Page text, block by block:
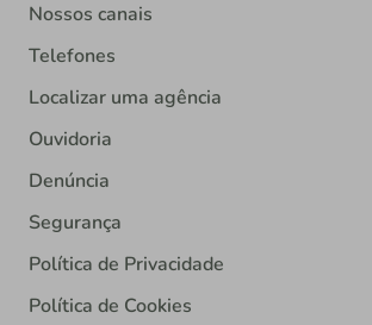
Nossos canais
Telefones
Localizar uma agência
Ouvidoria
Denúncia
Segurança
Política de Privacidade
Política de Cookies